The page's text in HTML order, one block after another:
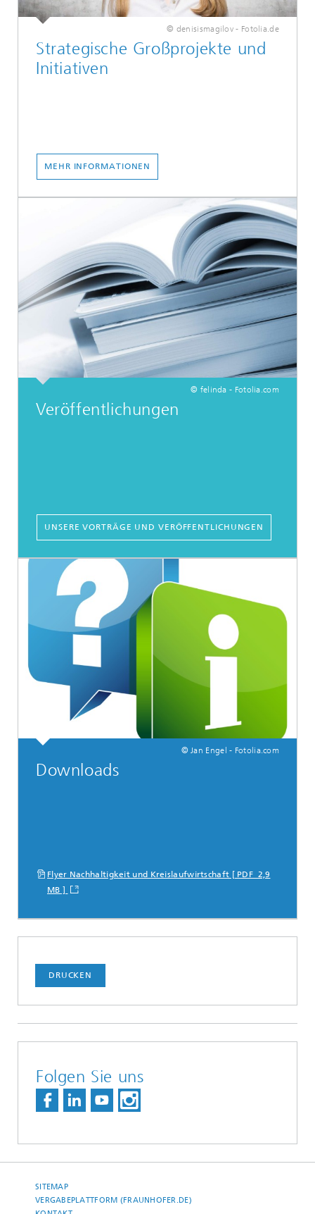
© denisismagilov - Fotolia.de
Strategische Großprojekte und
Initiativen
MEHR INFORMATIONEN
© felinda - Fotolia.com
Veröffentlichungen
UNSERE VORTRÄGE UND VERÖFFENTLICHUNGEN
© Jan Engel - Fotolia.com
Downloads
Flyer Nachhaltigkeit und Kreislaufwirtschaft [ PDF 2,9
MB ]
DRUCKEN
Folgen Sie uns
SITEMAP
VERGABEPLATTFORM (FRAUNHOFER.DE)